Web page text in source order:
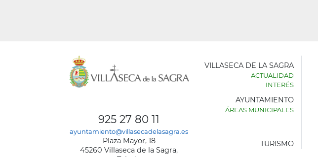
925 27 80 11
ayuntamiento@villasecadelasagra.es
Plaza Mayor, 18
45260 Villaseca de la Sagra,
AYUNTAMIENTO
VILLASECA DE LA SAGRA
ACTUALIDAD
INTERÉS
AYUNTAMIENTO
ÁREAS MUNICIPALES
TURISMO